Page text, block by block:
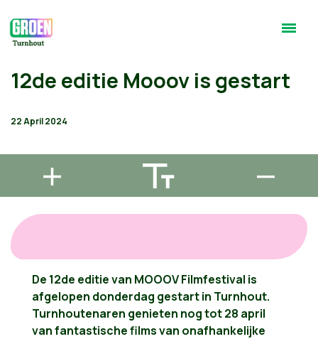
12de editie Mooov is gestart
22 April 2024
De 12de editie van MOOOV Filmfestival is
afgelopen donderdag gestart in Turnhout.
Turnhoutenaren genieten nog tot 28 april
van fantastische films van onafhankelijke